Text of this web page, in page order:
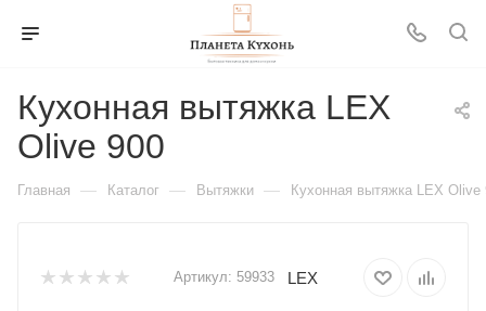
Кухонная вытяжка LEX
Olive 900
Главная — Каталог — Вытяжки — Кухонная вытяжка LEX Olive
Артикул: 59933 LEX